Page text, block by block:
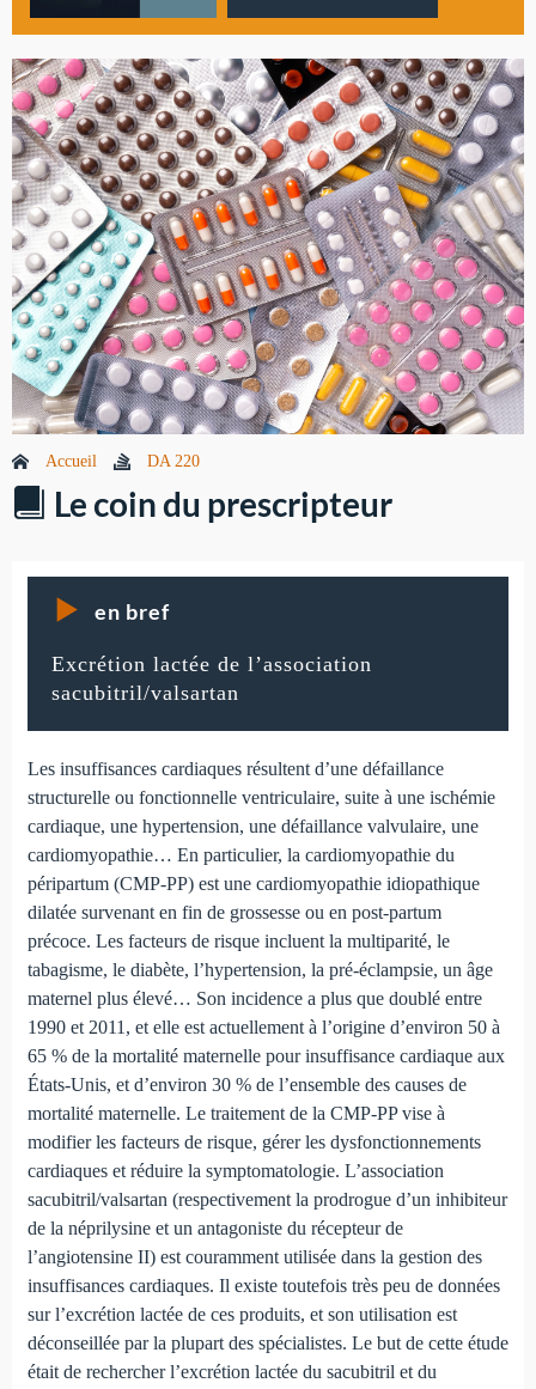
Accueil DA 220
Le coin du prescripteur
en bref
Excrétion lactée de l’association
sacubitril/valsartan
Les insuffisances cardiaques résultent d’une défaillance
structurelle ou fonctionnelle ventriculaire, suite à une ischémie
cardiaque, une hypertension, une défaillance valvulaire, une
cardiomyopathie… En particulier, la cardiomyopathie du
péripartum (CMP-PP) est une cardiomyopathie idiopathique
dilatée survenant en fin de grossesse ou en post-partum
précoce. Les facteurs de risque incluent la multiparité, le
tabagisme, le diabète, l’hypertension, la pré-éclampsie, un âge
maternel plus élevé… Son incidence a plus que doublé entre
1990 et 2011, et elle est actuellement à l’origine d’environ 50 à
65 % de la mortalité maternelle pour insuffisance cardiaque aux
États-Unis, et d’environ 30 % de l’ensemble des causes de
mortalité maternelle. Le traitement de la CMP-PP vise à
modifier les facteurs de risque, gérer les dysfonctionnements
cardiaques et réduire la symptomatologie. L’association
sacubitril/valsartan (respectivement la prodrogue d’un inhibiteur
de la néprilysine et un antagoniste du récepteur de
l’angiotensine II) est couramment utilisée dans la gestion des
insuffisances cardiaques. Il existe toutefois très peu de données
sur l’excrétion lactée de ces produits, et son utilisation est
déconseillée par la plupart des spécialistes. Le but de cette étude
était de rechercher l’excrétion lactée du sacubitril et du